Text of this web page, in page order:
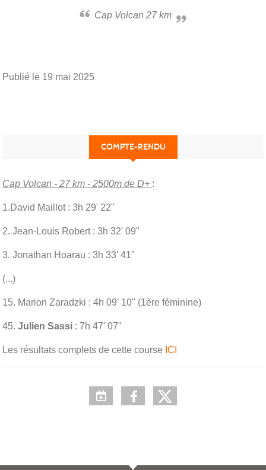
Cap Volcan 27 km
Publié le 19 mai 2025
COMPTE-RENDU
Cap Volcan - 27 km - 2500m de D+ :
1.David Maillot : 3h 29' 22"
2. Jean-Louis Robert : 3h 32' 09"
3. Jonathan Hoarau : 3h 33' 41"
(...)
15. Marion Zaradzki : 4h 09' 10" (1ère féminine)
45. Julien Sassi : 7h 47' 07"
Les résultats complets de cette course ICI